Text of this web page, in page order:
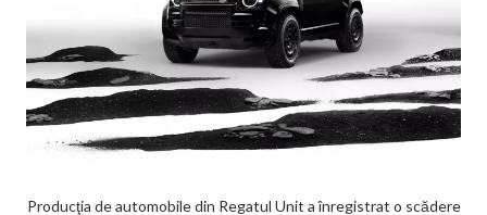
Producţia de automobile din Regatul Unit a înregistrat o scădere